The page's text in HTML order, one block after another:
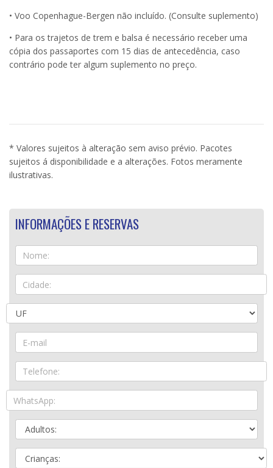
• Voo Copenhague-Bergen não incluído. (Consulte suplemento)
• Para os trajetos de trem e balsa é necessário receber uma
cópia dos passaportes com 15 dias de antecedência, caso
contrário pode ter algum suplemento no preço.
* Valores sujeitos à alteração sem aviso prévio. Pacotes
sujeitos á disponibilidade e a alterações. Fotos meramente
ilustrativas.
INFORMAÇÕES E RESERVAS